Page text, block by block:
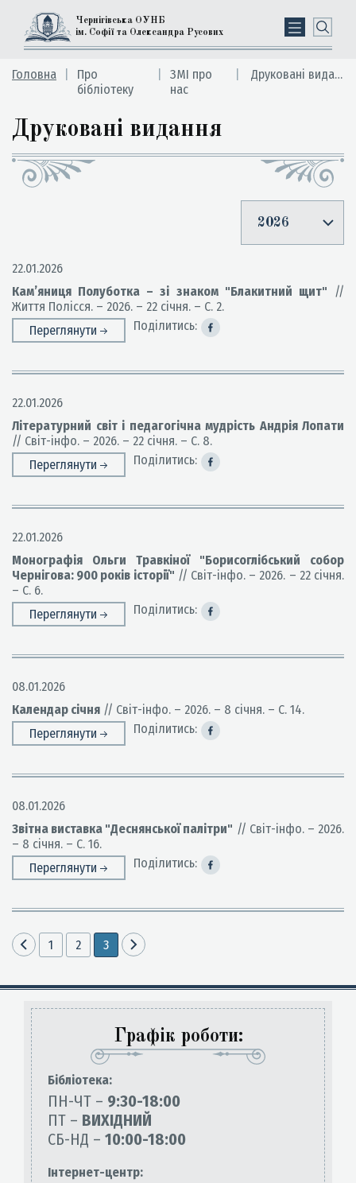
Чернігівська ОУНБ
ім. Софії та Олександра Русових
Головна
Про
бібліотеку
ЗМІ про
нас
Друковані видання
Друковані видання
2026
22.01.2026
Кам’яниця Полуботка – зі знаком "Блакитний щит" //
Життя Полісся. – 2026. – 22 січня. – С. 2.
Переглянути
Поділитись:
22.01.2026
Літературний світ і педагогічна мудрість Андрія Лопати
// Світ-інфо. – 2026. – 22 січня. – С. 8.
Переглянути
Поділитись:
22.01.2026
Монографія Ольги Травкіної "Борисоглібський собор
Чернігова: 900 років історії" // Світ-інфо. – 2026. – 22 січня.
– С. 6.
Переглянути
Поділитись:
08.01.2026
Календар січня // Світ-інфо. – 2026. – 8 січня. – С. 14.
Переглянути
Поділитись:
08.01.2026
Звітна виставка "Деснянської палітри" // Світ-інфо. – 2026.
– 8 січня. – С. 16.
Переглянути
Поділитись:
1 2 3
Графік роботи:
Бiблiотека:
ПН-ЧТ – 9:30-18:00
ПТ – ВИХІДНИЙ
СБ-НД – 10:00-18:00
Інтернет-центр: